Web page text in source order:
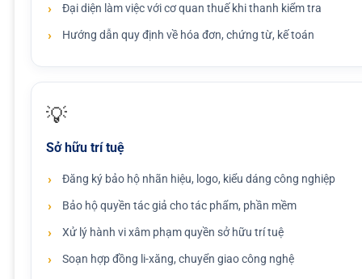
Đại diện làm việc với cơ quan thuế khi thanh kiểm tra
Hướng dẫn quy định về hóa đơn, chứng từ, kế toán
💡
Sở hữu trí tuệ
Đăng ký bảo hộ nhãn hiệu, logo, kiểu dáng công nghiệp
Bảo hộ quyền tác giả cho tác phẩm, phần mềm
Xử lý hành vi xâm phạm quyền sở hữu trí tuệ
Soạn hợp đồng li-xăng, chuyển giao công nghệ